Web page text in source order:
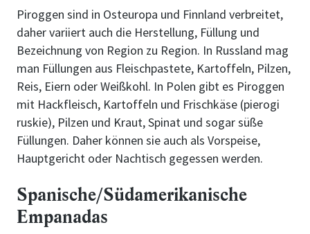
Piroggen sind in Osteuropa und Finnland verbreitet,
daher variiert auch die Herstellung, Füllung und
Bezeichnung von Region zu Region. In Russland mag
man Füllungen aus Fleischpastete, Kartoffeln, Pilzen,
Reis, Eiern oder Weißkohl. In Polen gibt es Piroggen
mit Hackfleisch, Kartoffeln und Frischkäse (pierogi
ruskie), Pilzen und Kraut, Spinat und sogar süße
Füllungen. Daher können sie auch als Vorspeise,
Hauptgericht oder Nachtisch gegessen werden.
Spanische/Südamerikanische
Empanadas